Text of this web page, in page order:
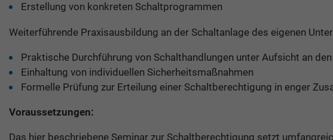
Erstellung von konkreten Schaltprogrammen
Weiterführende Praxisausbildung an der Schaltanlage des eigenen
Praktische Durchführung von Schalthandlungen unter Aufsicht an
Einhaltung von individuellen Sicherheitsmaßnahmen
Formelle Prüfung zur Erteilung einer Schaltberechtigung in enger
Voraussetzungen:
Das hier beschriebene Seminar zur Schaltberechtigung setzt